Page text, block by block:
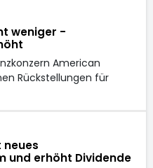
weniger -
American
Rückstellungen für
und erhöht Dividende